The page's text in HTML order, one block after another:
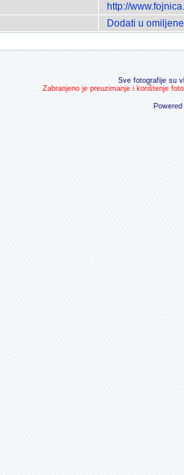
http://
Dodati u omiljene
Sve fotografije su
Zabranjeno je preuzimanje i korištenje